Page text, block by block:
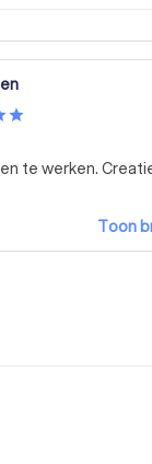
te werken.
Toon